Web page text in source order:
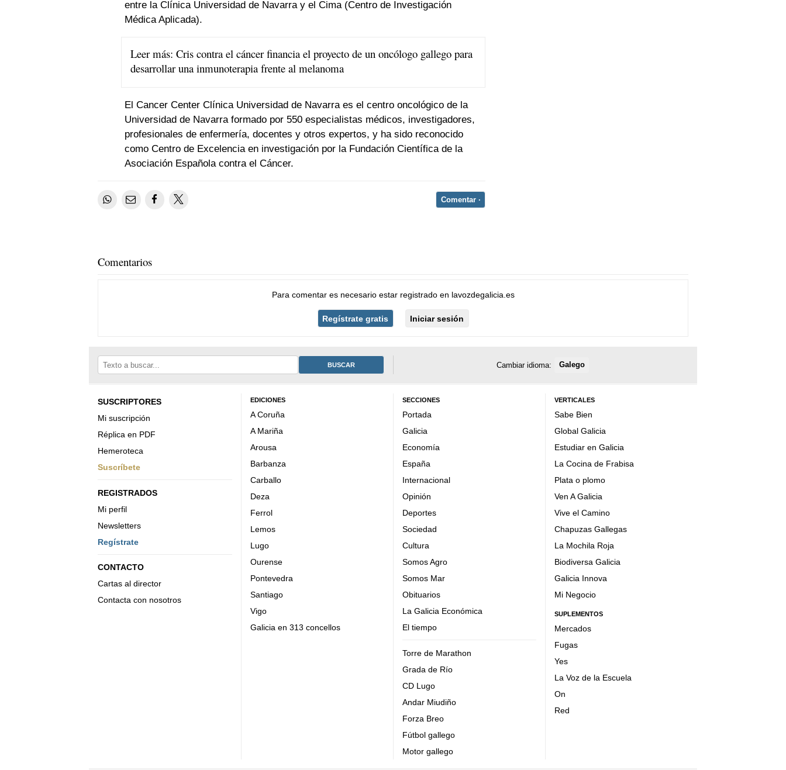
entre la Clínica Universidad de Navarra y el Cima (Centro de Investigación
Médica Aplicada).
Leer más: Cris contra el cáncer financia el proyecto de un oncólogo gallego para
desarrollar una inmunoterapia frente al melanoma
El Cancer Center Clínica Universidad de Navarra es el centro oncológico de la
Universidad de Navarra formado por 550 especialistas médicos, investigadores,
profesionales de enfermería, docentes y otros expertos, y ha sido reconocido
como Centro de Excelencia en investigación por la Fundación Científica de la
Asociación Española contra el Cáncer.
Comentar ·
Comentarios
Para comentar es necesario estar registradoen lavozdegalicia.es
Regístrate gratis Iniciar sesión
BUSCAR Cambiar idioma: Galego
SUSCRIPTORES
Mi suscripción
Réplica en PDF
Hemeroteca
Suscríbete
REGISTRADOS
Mi perfil
Newsletters
Regístrate
CONTACTO
Cartas al director
Contacta con nosotros
EDICIONES
A Coruña
A Mariña
Arousa
Barbanza
Carballo
Deza
Ferrol
Lemos
Lugo
Ourense
Pontevedra
Santiago
Vigo
Galicia en 313 concellos
SECCIONES
Portada
Galicia
Economía
España
Internacional
Opinión
Deportes
Sociedad
Cultura
Somos Agro
Somos Mar
Obituarios
La Galicia Económica
El tiempo
Torre de Marathon
Grada de Río
CD Lugo
Andar Miudiño
Forza Breo
Fútbol gallego
Motor gallego
VERTICALES
Sabe Bien
Global Galicia
Estudiar en Galicia
La Cocina de Frabisa
Plata o plomo
Ven A Galicia
Vive el Camino
Chapuzas Gallegas
La Mochila Roja
Biodiversa Galicia
Galicia Innova
Mi Negocio
SUPLEMENTOS
Mercados
Fugas
Yes
La Voz de la Escuela
On
Red